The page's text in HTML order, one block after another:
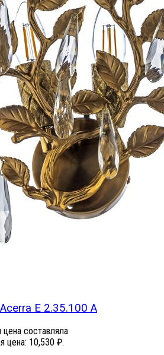
E 2.35.100 A
цена составляла
цена: 10,530 ₽.